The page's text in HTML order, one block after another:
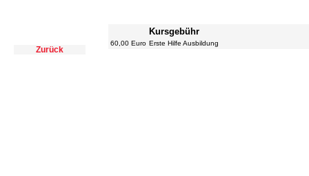
Zurück
Kursgebühr
60,00 Euro Erste Hilfe Ausbildung